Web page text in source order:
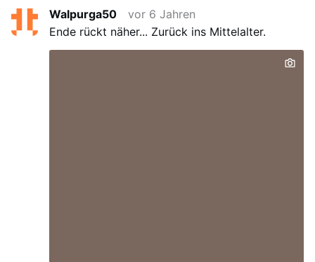
Walpurga50
vor 6 Jahren
Ende rückt näher... Zurück ins Mittelalter.